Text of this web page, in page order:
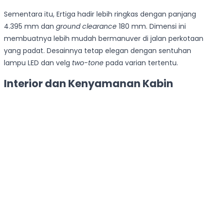
Sementara itu, Ertiga hadir lebih ringkas dengan panjang
4.395 mm dan ground clearance 180 mm. Dimensi ini
membuatnya lebih mudah bermanuver di jalan perkotaan
yang padat. Desainnya tetap elegan dengan sentuhan
lampu LED dan velg two-tone pada varian tertentu.
Interior dan Kenyamanan Kabin